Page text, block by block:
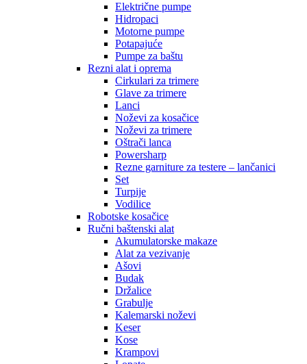
Električne pumpe
Hidropaci
Motorne pumpe
Potapajuće
Pumpe za baštu
Rezni alat i oprema
Cirkulari za trimere
Glave za trimere
Lanci
Noževi za kosačice
Noževi za trimere
Oštrači lanca
Powersharp
Rezne garniture za testere – lančanici
Set
Turpije
Vodilice
Robotske kosačice
Ručni baštenski alat
Akumulatorske makaze
Alat za vezivanje
Ašovi
Budak
Držalice
Grabulje
Kalemarski noževi
Keser
Kose
Krampovi